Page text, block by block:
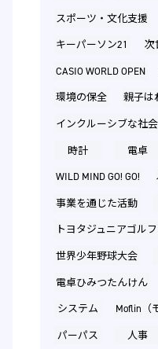
スポーツ・文化支援
キーパーソン21
次
CASIO WORLD OPEN
環境の保全
親子は
インクルーシブな社
時計
電卓
WILD MIND GO! GO!
事業を通じた活動
トヨタジュニアゴル
世界少年野球大会
電卓ひみつたんけん
システム
Moflin（
パーパス
人事